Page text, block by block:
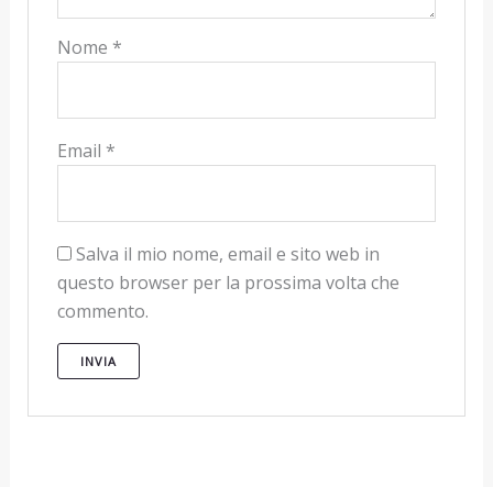
Nome *
Email *
Salva il mio nome, email e sito web in
questo browser per la prossima volta che
commento.